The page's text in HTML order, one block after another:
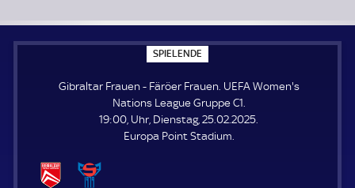
SPIELENDE
P
E
E
N
E
Gibraltar Frauen - Färöer Frauen. UEFA Women's
Nations League Gruppe C1.
19:00, Uhr, Dienstag, 25.02.2025.
Europa Point Stadium.